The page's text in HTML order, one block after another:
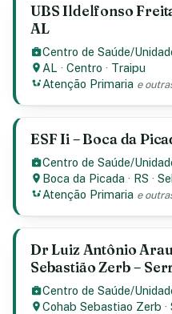
UBS Ildelfonso
AL
Centro de Saúde/
AL ·Centro · Traipu
Atenção Primaria e
ESF Ii – Boca da
Centro de Saúde/
Boca da Picada · RS ·
Atenção Primaria e
Dr Luiz Antônio
Sebastião Zerb –
Centro de Saúde/
Cohab Sebastiao Zerb ·